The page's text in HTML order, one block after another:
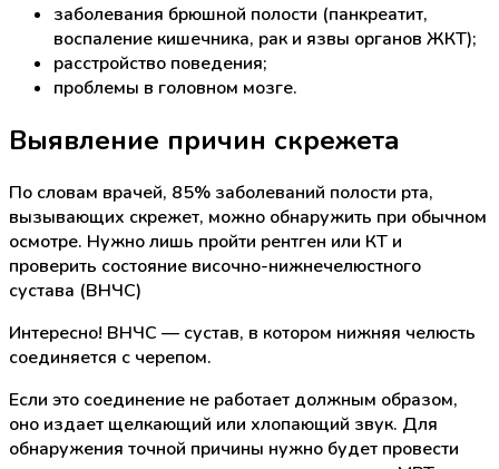
заболевания брюшной полости (панкреатит,
воспаление кишечника, рак и язвы органов ЖКТ);
расстройство поведения;
проблемы в головном мозге.
Выявление причин скрежета
По словам врачей, 85% заболеваний полости рта,
вызывающих скрежет, можно обнаружить при обычном
осмотре. Нужно лишь пройти рентген или КТ и
проверить состояние височно-нижнечелюстного
сустава (ВНЧС)
Интересно! ВНЧС — сустав, в котором нижняя челюсть
соединяется с черепом.
Если это соединение не работает должным образом,
оно издает щелкающий или хлопающий звук. Для
обнаружения точной причины нужно будет провести